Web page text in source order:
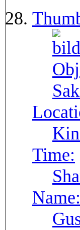
Time:
Name: